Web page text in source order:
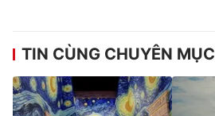
TIN CÙNG CHUYÊN MỤC